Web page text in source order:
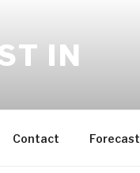
IN
Contact Forecast